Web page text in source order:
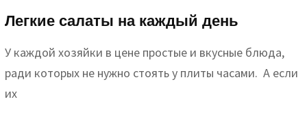
Легкие салаты на каждый день
У каждой хозяйки в цене простые и вкусные блюда,
ради которых не нужно стоять у плиты часами. А если
их